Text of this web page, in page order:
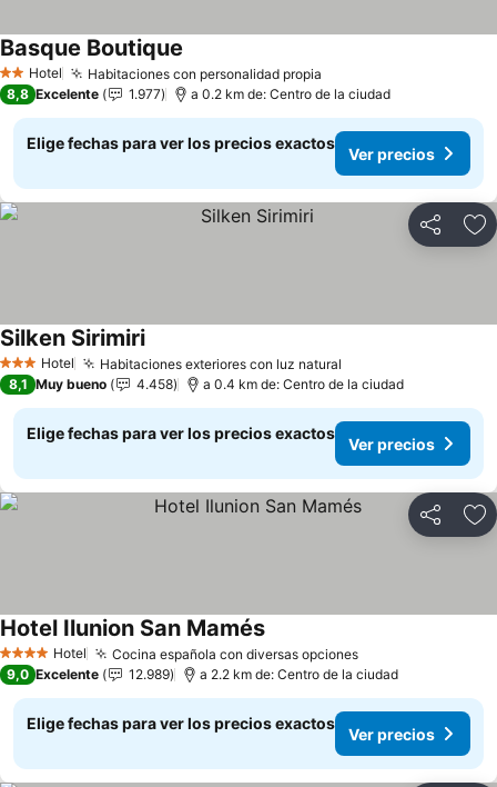
2 Estrellas
Hotel Habitaciones con personalidad propia
Basque Boutique
8,8 Excelente 1.977 a 0.2 km de: Centro de la ciudad
Elige fechas para ver los precios exactos
Ver precios
Compartir
3 Estrellas
Hotel Habitaciones exteriores con luz natural
Silken SirimiriVer precios
8,1 Muy bueno 4.458 a 0.4 km de: Centro de la ciudad
Elige fechas para ver los precios exactos
Ver precios
Compartir
4 EstrellasHotel Cocina española con diversas opcionesVer precios
Hotel Ilunion San MamésVer precios
9,0 Excelente 12.989 a 2.2 km de: Centro de la ciudad
Elige fechas para ver los precios exactos
Ver precios